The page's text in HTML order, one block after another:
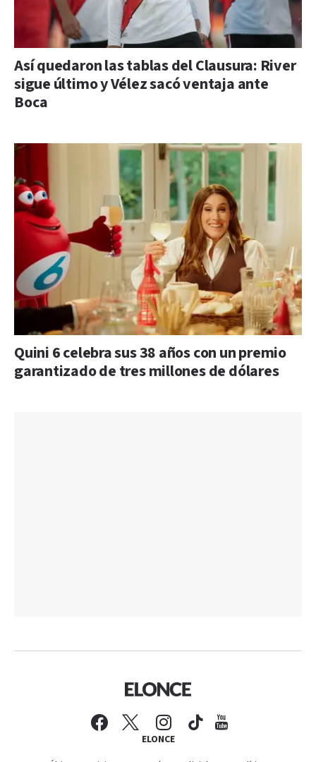
Así quedaron las tablas del Clausura: River
sigue último y Vélez sacó ventaja ante
Boca
Quini 6 celebra sus 38 años con un premio
garantizado de tres millones de dólares
ELONCE